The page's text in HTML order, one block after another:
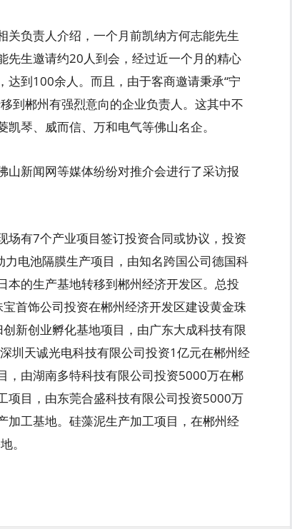
负责人介绍，一个月前凯纳方何志能先生
先生邀请约20人到会，经过近一个月的精心
到100余人。而且，由于客商邀请秉承“宁
到郴州有强烈意向的企业负责人。这其中不
琴、威而信、万和电气等佛山名企。
新闻网等媒体纷纷对推介会进行了采访报
有7个产业项目签订投资合同或协议，投资
电池隔膜生产项目，由知名跨国公司德国科
的生产基地转移到郴州经济开发区。总投
首饰公司投资在郴州经济开发区建设黄金珠
新创业孵化基地项目，由广东大成科技有限
圳天诚光电科技有限公司投资1亿元在郴州经
，由湖南多特科技有限公司投资5000万在郴
项目，由东莞合盛科技有限公司投资5000万
加工基地。硅藻泥生产加工项目，在郴州经
。